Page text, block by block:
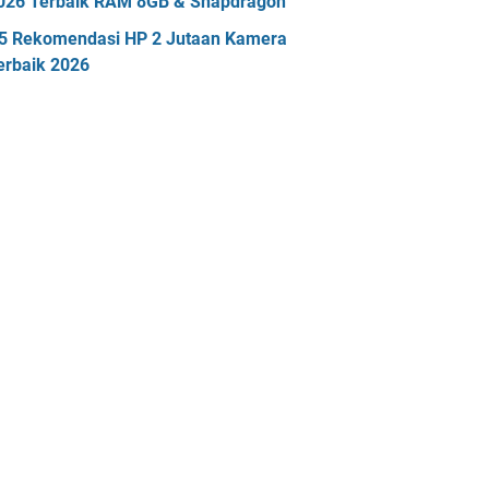
Rekomendasi HP 2 Jutaan Kamera
2026